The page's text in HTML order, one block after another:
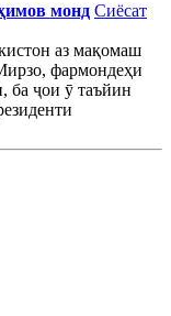
монд Сиёсат
аз мақомаш
фармондеҳи
ҷои ӯ таъйин